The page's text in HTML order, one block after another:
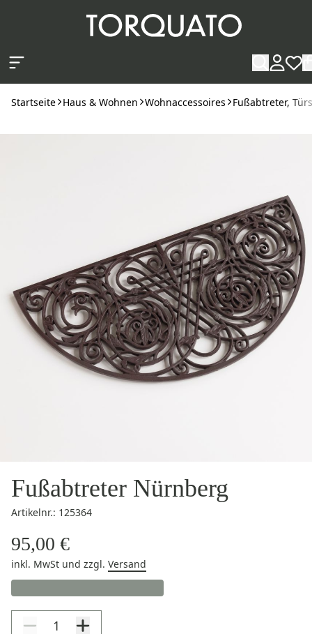
Startseite Haus & Wohnen Wohnaccessoires Fußabtreter,
Fußabtreter Nürnberg
Artikelnr.: 125364
95,00 €
inkl. MwSt und zzgl. Versand